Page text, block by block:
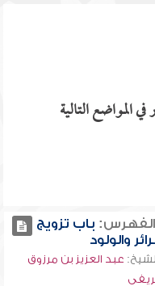
التالية
الفهرس: باب تزويج
والولود
عبد العزيز بن مرزوق